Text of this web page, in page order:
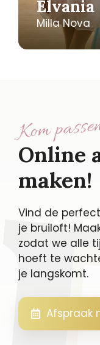
Elvania
Milla Nova
Kom
Online
maken!
Vind de
je bruiloft!
zodat we alle
hoeft te
je langskomt.
Afspraak